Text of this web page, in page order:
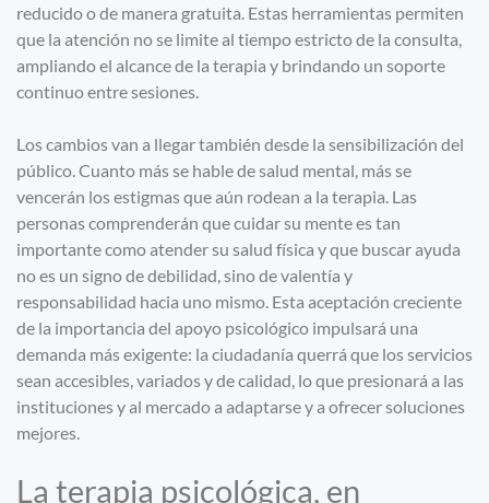
reducido o de manera gratuita. Estas herramientas permiten
que la atención no se limite al tiempo estricto de la consulta,
ampliando el alcance de la terapia y brindando un soporte
continuo entre sesiones.
Los cambios van a llegar también desde la sensibilización del
público. Cuanto más se hable de salud mental, más se
vencerán los estigmas que aún rodean a la terapia. Las
personas comprenderán que cuidar su mente es tan
importante como atender su salud física y que buscar ayuda
no es un signo de debilidad, sino de valentía y
responsabilidad hacia uno mismo. Esta aceptación creciente
de la importancia del apoyo psicológico impulsará una
demanda más exigente: la ciudadanía querrá que los servicios
sean accesibles, variados y de calidad, lo que presionará a las
instituciones y al mercado a adaptarse y a ofrecer soluciones
mejores.
La terapia psicológica, en